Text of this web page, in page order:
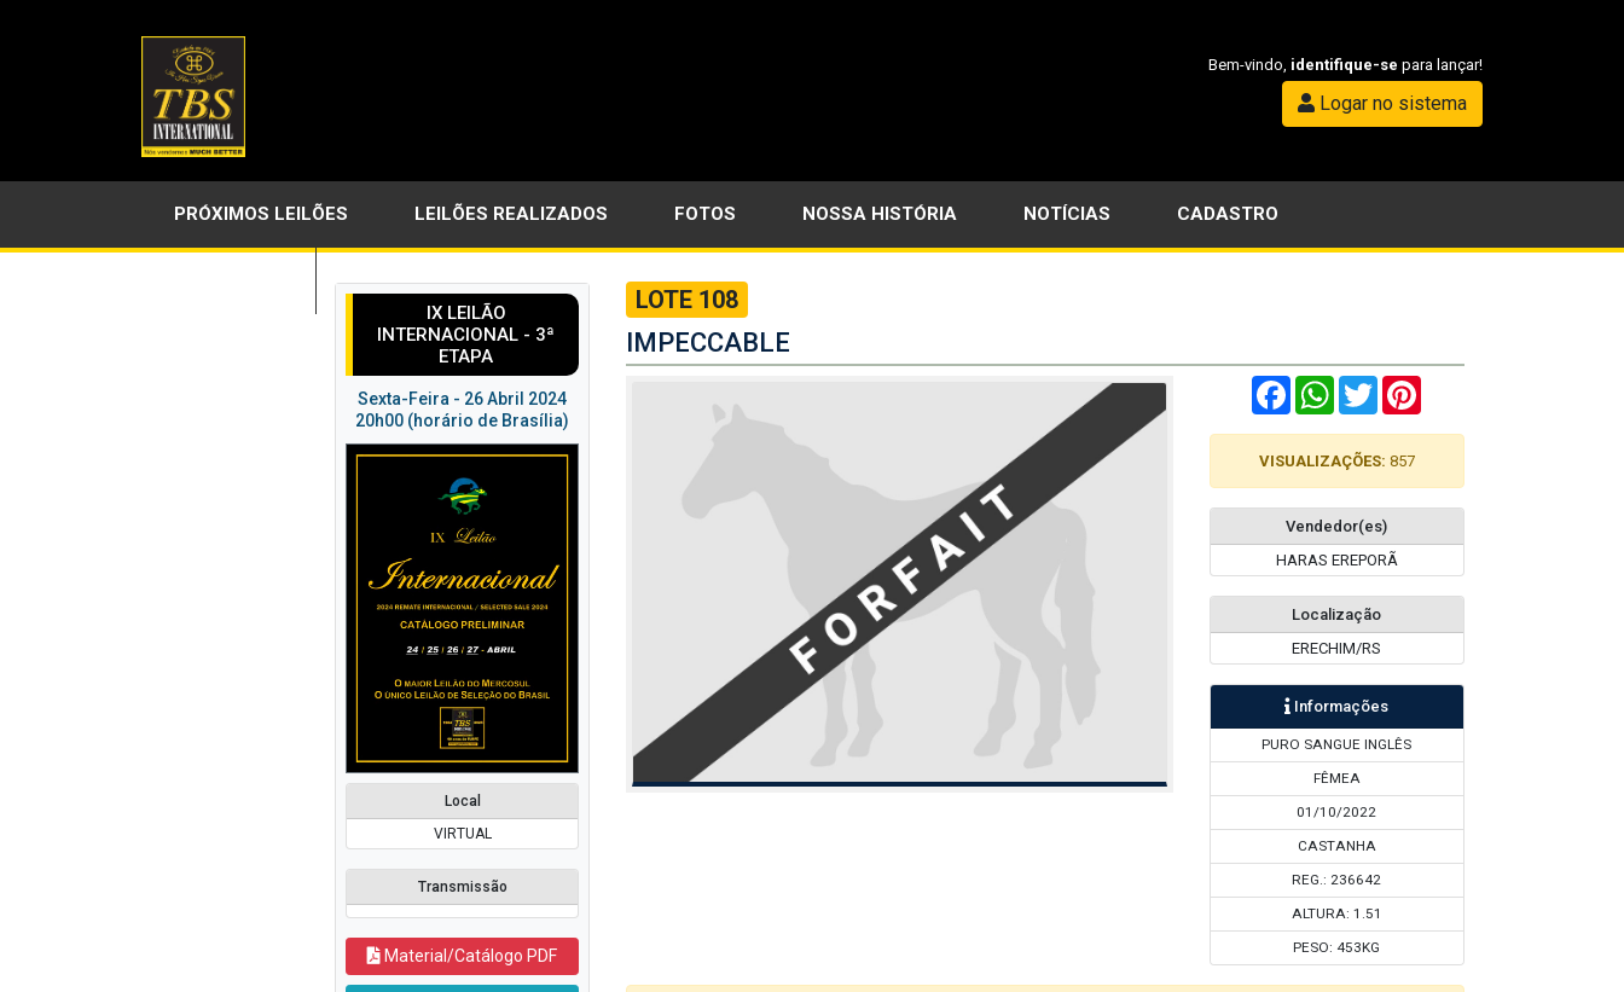
Bem-vindo, identifique-se para lançar!
Logar no sistema
PRÓXIMOS LEILÕES LEILÕES REALIZADOS FOTOS NOSSA HISTÓRIA NOTÍCIAS CADASTRO
IX LEILÃO
INTERNACIONAL - 3ª
ETAPA
Sexta-Feira - 26 Abril 2024
20h00 (horário de Brasília)
Local
VIRTUAL
Transmissão
Material/Catálogo PDF
LOTE 108
IMPECCABLE
FacebookWhatsApp
Twitter
VISUALIZAÇÕES: 857
Vendedor(es)
HARAS EREPORÃ
Localização
ERECHIM/RS
Informações
PURO SANGUE INGLÊS
FÊMEA
01/10/2022
CASTANHA
REG.: 236642
ALTURA: 1.51
PESO: 453KG